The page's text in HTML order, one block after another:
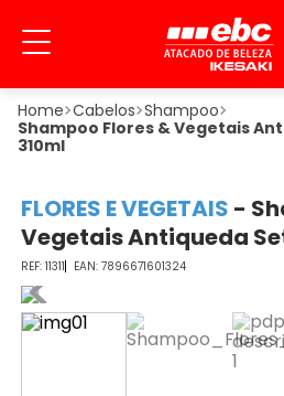
Cabelos Shampoo
Shampoo Flores & Vegetais
310ml
FLORES E VEGETAIS -
Vegetais Antiqueda
11311 7896671601324